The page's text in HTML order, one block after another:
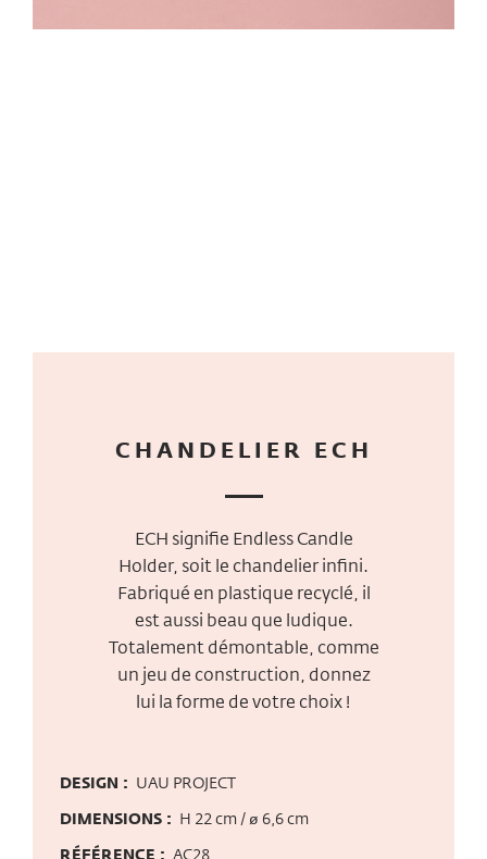
CHANDELIER ECH
ECH signifie Endless Candle
Holder, soit le chandelier infini.
Fabriqué en plastique recyclé, il
est aussi beau que ludique.
Totalement démontable, comme
un jeu de construction, donnez
lui la forme de votre choix !
DESIGN : UAU PROJECT
DIMENSIONS : H 22 cm / ø 6,6 cm
RÉFÉRENCE : AC28